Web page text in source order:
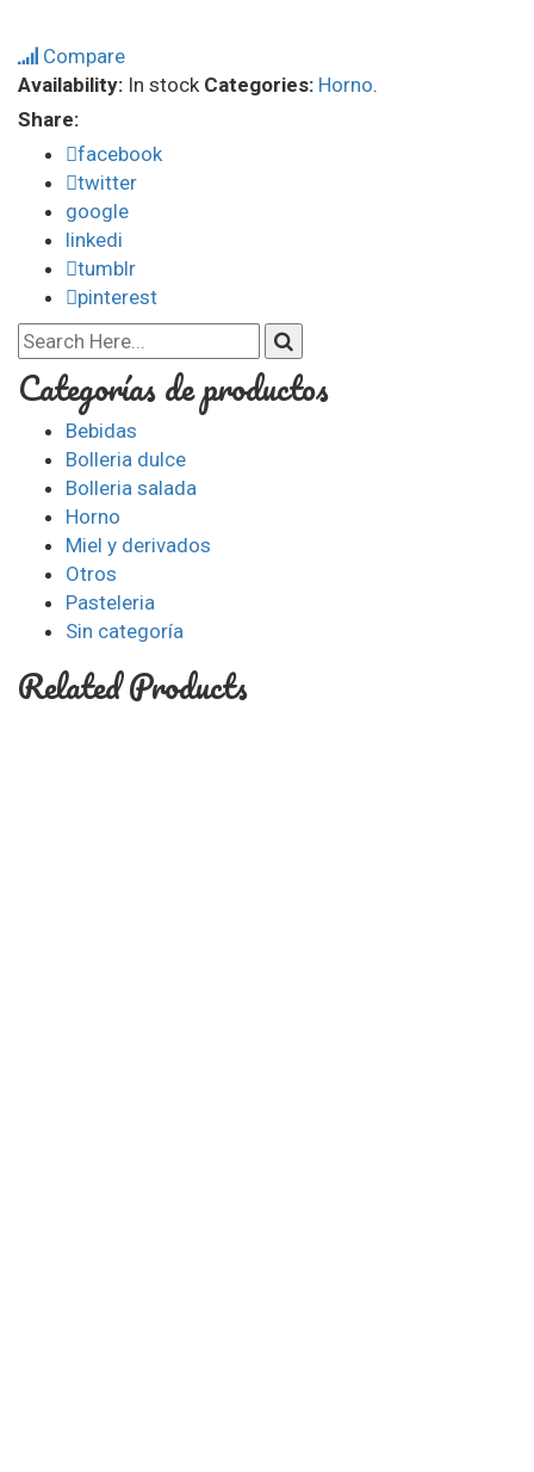
Compare
Availability: In stock Categories: Horno.
Share:
facebook
twitter
google
linkedi
tumblr
pinterest
Categorías de productos
Bebidas
Bolleria dulce
Bolleria salada
Horno
Miel y derivados
Otros
Pasteleria
Sin categoría
Related Products